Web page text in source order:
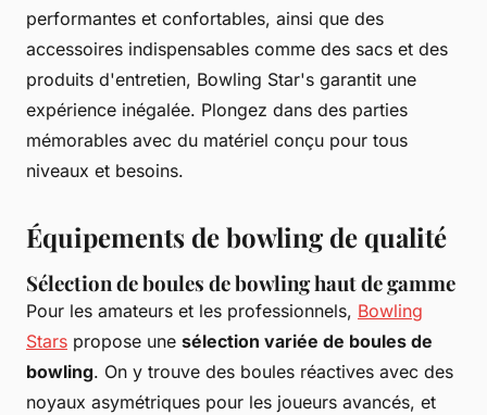
performantes et confortables, ainsi que des
accessoires indispensables comme des sacs et des
produits d'entretien, Bowling Star's garantit une
expérience inégalée. Plongez dans des parties
mémorables avec du matériel conçu pour tous
niveaux et besoins.
Équipements de bowling de qualité
Sélection de boules de bowling haut de gamme
Pour les amateurs et les professionnels, Bowling
Stars propose une sélection variée de boules de
bowling. On y trouve des boules réactives avec des
noyaux asymétriques pour les joueurs avancés, et